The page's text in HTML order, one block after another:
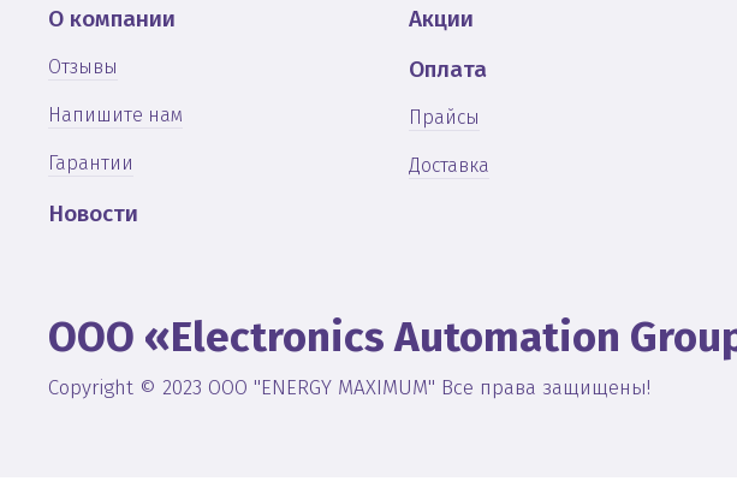
О компании
Отзывы
Напишите нам
Гарантии
Новости
Акции
Оплата
Прайсы
Доставка
OOO «Electronics Automation
Copyright © 2023 ООО "ENERGY MAXIMUM" Все права защищены!